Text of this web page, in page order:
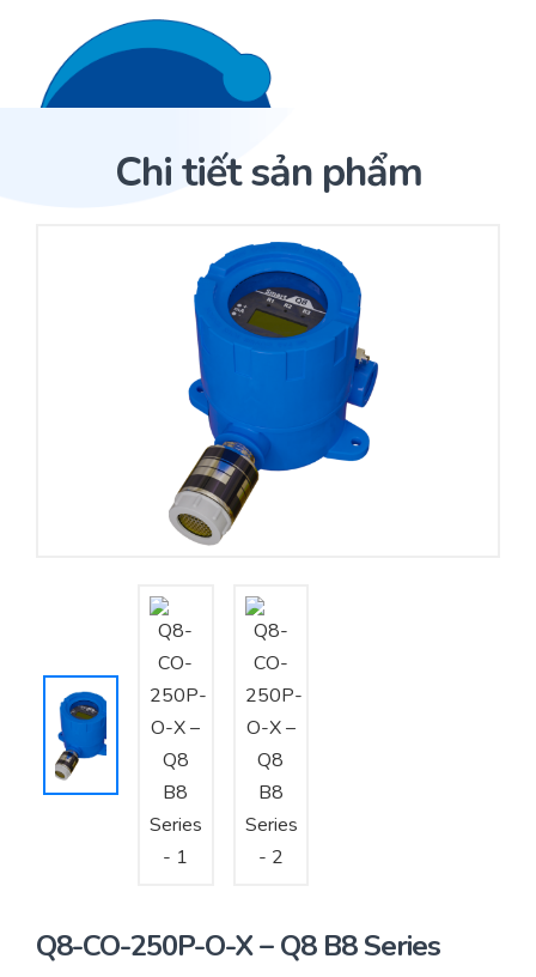
Trang Chủ
Nhà phân phối cảm biến
Nhà sản xuất thiết bị điều khiển
Cung cấp giải pháp quản lý cho toà nhà (BMS)
Tư vấn – Thiết kế – Cung cấp thiết bị HVAC
Tư vấn thiết kế, thi công tủ điều khiển
Thi công – Lắp đặt hệ thống HVAC
Chi tiết sản phẩm
Sản phẩm
Q8-CO-250P-O-X – Q8 B8 Series